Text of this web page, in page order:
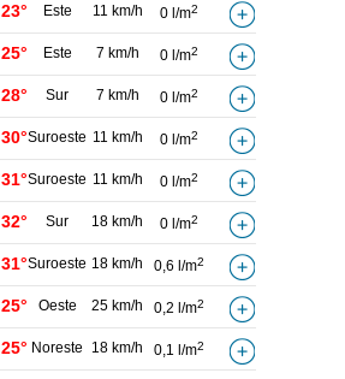
23° Este 11 km/h 0 l/m2
25° Este 7 km/h 0 l/m2
28° Sur 7 km/h 0 l/m2
30°Suroeste 11 km/h 0 l/m2
31°Suroeste 11 km/h 0 l/m2
32° Sur 18 km/h 0 l/m2
31°Suroeste 18 km/h 0,6 l/m2
25° Oeste 25 km/h 0,2 l/m2
25° Noreste 18 km/h 0,1 l/m2